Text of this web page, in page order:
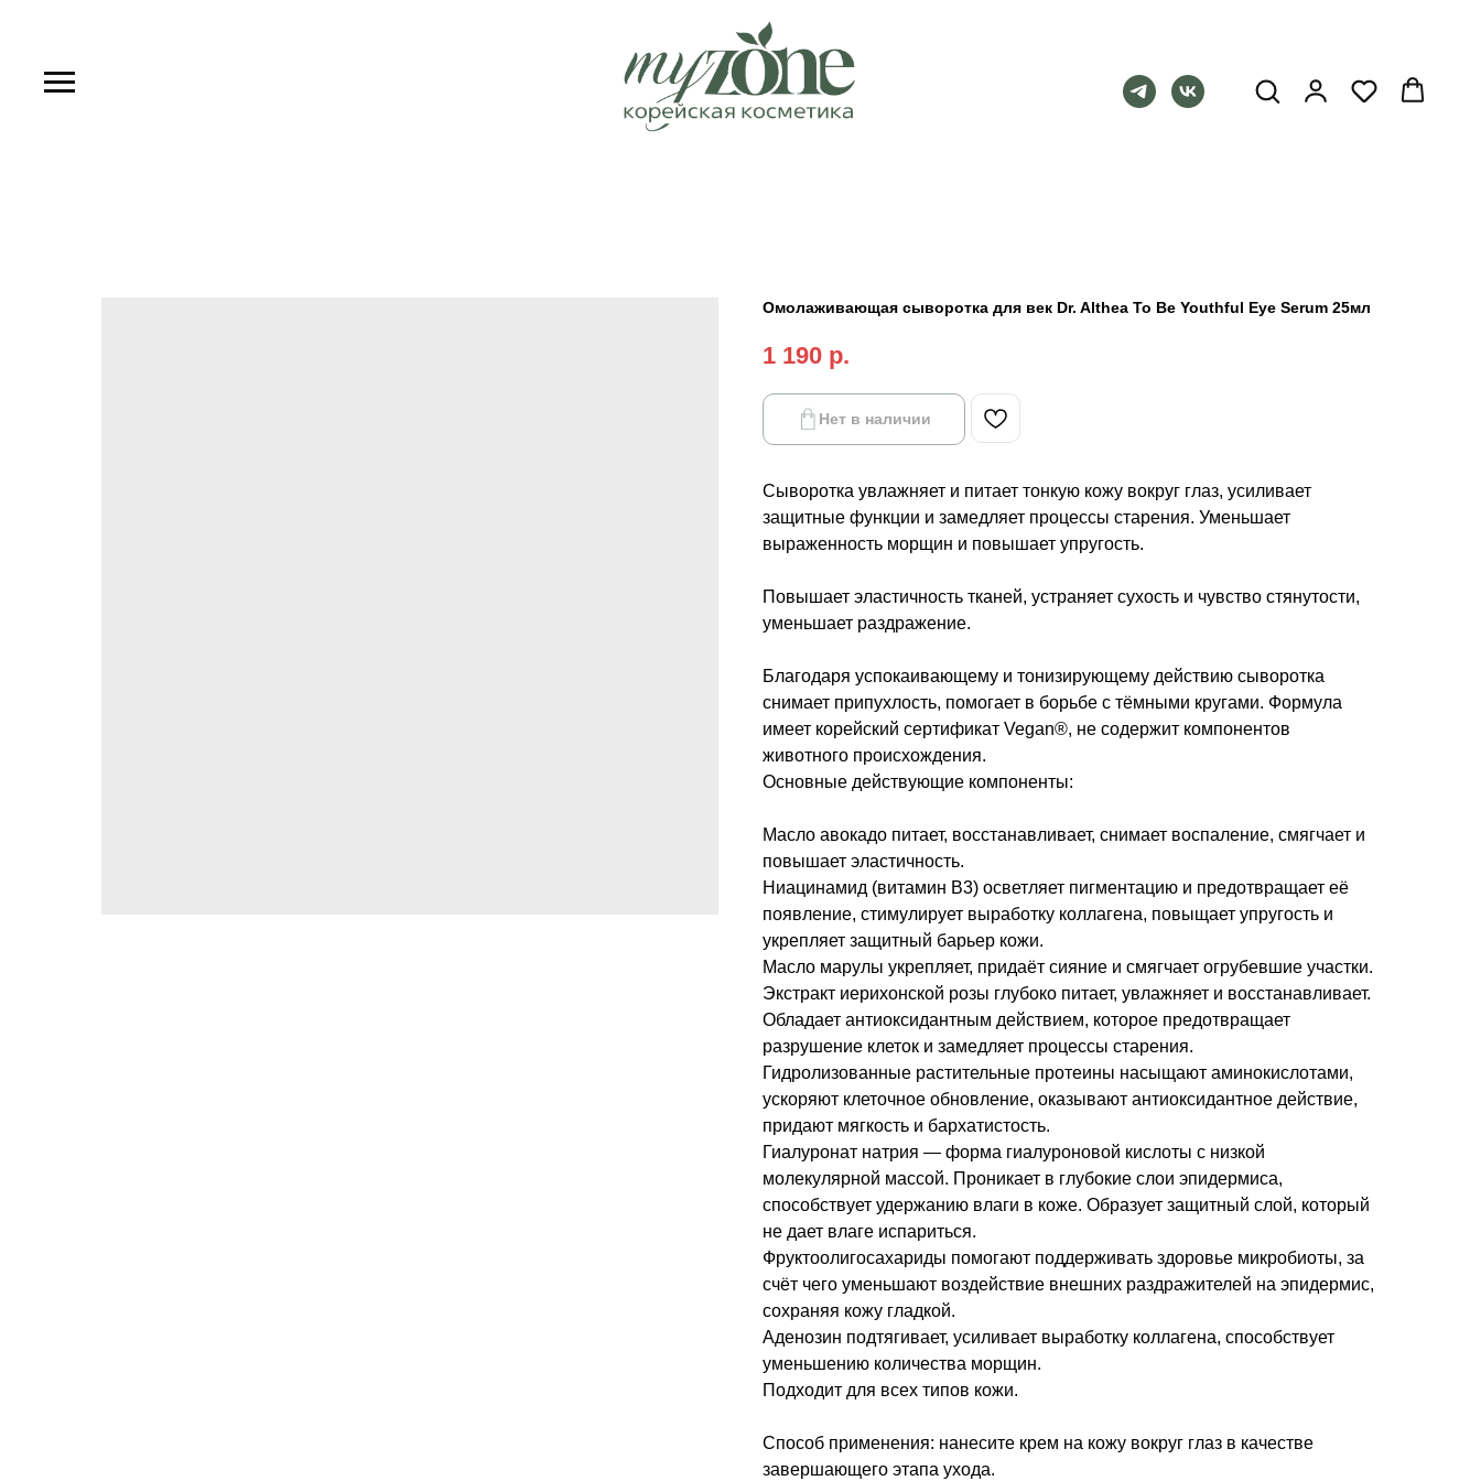
Омолаживающая сыворотка для век Dr. Althea To Be Youthful Eye Serum 25мл
1 190 р.
Нет в наличии
Сыворотка увлажняет и питает тонкую кожу вокруг глаз, усиливает
защитные функции и замедляет процессы старения. Уменьшает
выраженность морщин и повышает упругость.
Повышает эластичность тканей, устраняет сухость и чувство стянутости,
уменьшает раздражение.
Благодаря успокаивающему и тонизирующему действию сыворотка
снимает припухлость, помогает в борьбе с тёмными кругами. Формула
имеет корейский сертификат Vegan®, не содержит компонентов
животного происхождения.
Основные действующие компоненты:
Масло авокадо питает, восстанавливает, снимает воспаление, смягчает и
повышает эластичность.
Ниацинамид (витамин B3) осветляет пигментацию и предотвращает её
появление, стимулирует выработку коллагена, повыщает упругость и
укрепляет защитный барьер кожи.
Масло марулы укрепляет, придаёт сияние и смягчает огрубевшие участки.
Экстракт иерихонской розы глубоко питает, увлажняет и восстанавливает.
Обладает антиоксидантным действием, которое предотвращает
разрушение клеток и замедляет процессы старения.
Гидролизованные растительные протеины насыщают аминокислотами,
ускоряют клеточное обновление, оказывают антиоксидантное действие,
придают мягкость и бархатистость.
Гиалуронат натрия — форма гиалуроновой кислоты с низкой
молекулярной массой. Проникает в глубокие слои эпидермиса,
способствует удержанию влаги в коже. Образует защитный слой, который
не дает влаге испариться.
Фруктоолигосахариды помогают поддерживать здоровье микробиоты, за
счёт чего уменьшают воздействие внешних раздражителей на эпидермис,
сохраняя кожу гладкой.
Аденозин подтягивает, усиливает выработку коллагена, способствует
уменьшению количества морщин.
Подходит для всех типов кожи.
Способ применения: нанесите крем на кожу вокруг глаз в качестве
завершающего этапа ухода.